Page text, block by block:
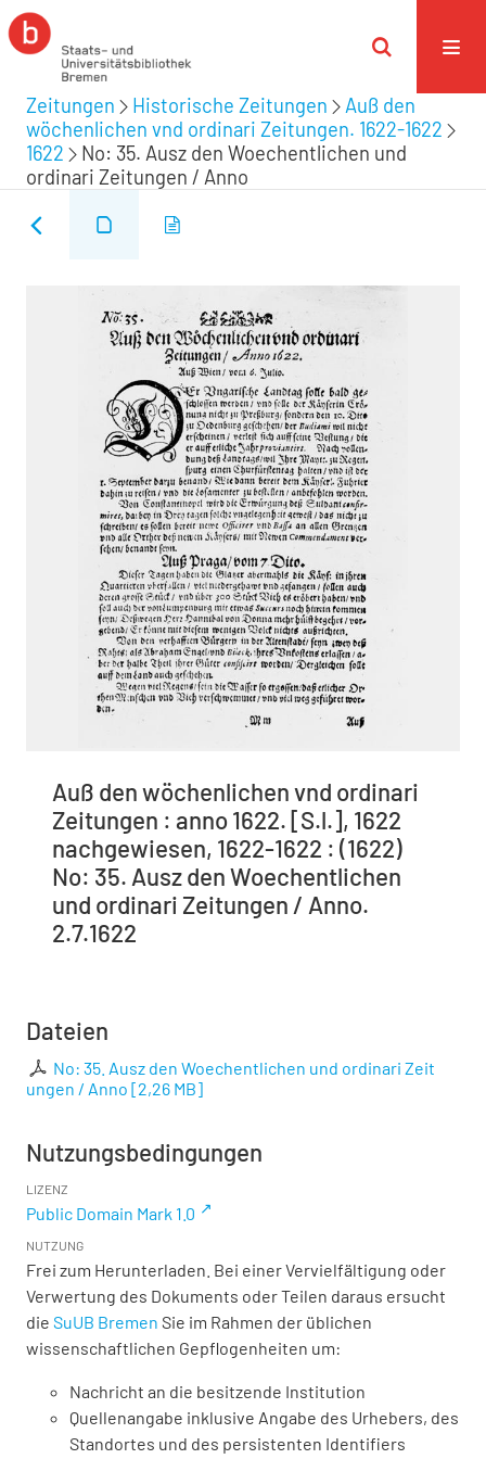
Zeitungen Historische Zeitungen
Auß den
wöchenlichen vnd ordinari Zeitungen. 1622-1622
1622
No: 35. Ausz den Woechentlichen und
ordinari Zeitungen / Anno
Auß den wöchenlichen vnd ordinari
Zeitungen : anno 1622. [S.l.], 1622
nachgewiesen, 1622-1622 : (1622)
No: 35. Ausz den Woechentlichen
und ordinari Zeitungen / Anno.
2.7.1622
Dateien
No: 35. Ausz den Woechentlichen und ordinari Zeit
ungen / Anno [2,26 MB]
Nutzungsbedingungen
LIZENZ
Public Domain Mark 1.0
NUTZUNG
Frei zum Herunterladen. Bei einer Vervielfältigung oder
Verwertung des Dokuments oder Teilen daraus ersucht
die SuUB Bremen Sie im Rahmen der üblichen
wissenschaftlichen Gepflogenheiten um:
Nachricht an die besitzende Institution
Quellenangabe inklusive Angabe des Urhebers, des
Standortes und des persistenten Identifiers